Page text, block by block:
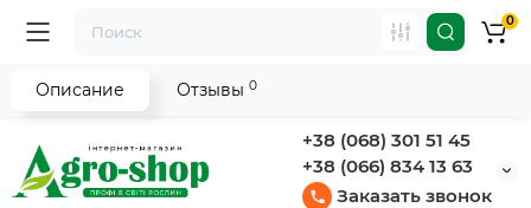
+38 (068) 301 51 45
+38 (066) 834 13 63
Заказать звонок
0
Описание Отзывы 0